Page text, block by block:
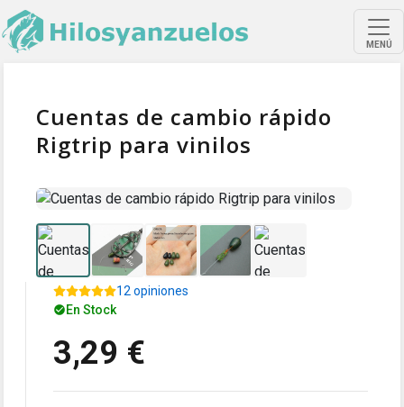
MENÚ
Cuentas de cambio rápido
Rigtrip para vinilos
12 opiniones
En Stock
3,29 €